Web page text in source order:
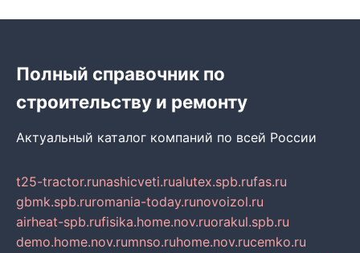
Полный справочник по
строительству и ремонту
Актуальный каталог компаний по всей России
t25-tractor.runashicveti.rualutex.spb.rufas.ru
gbmk.spb.ruromania-today.runovoizol.ru
airheat-spb.rufisika.home.nov.ruorakul.spb.ru
demo.home.nov.rumnso.ruhome.nov.rucemko.ru